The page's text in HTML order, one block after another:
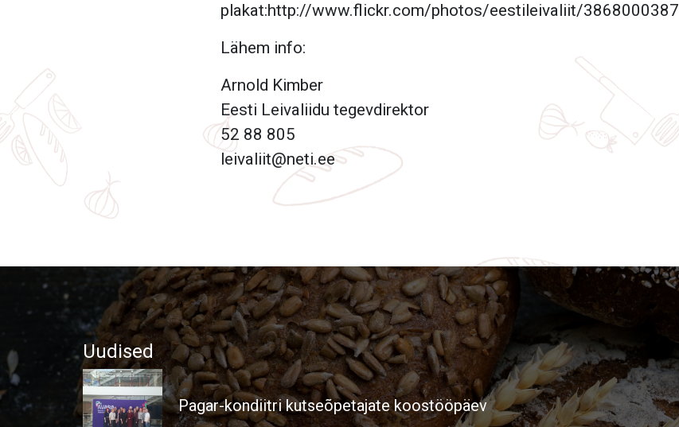
plakat:http://www.flickr.com/photos/eestileivaliit/3868000387
Lähem info:
Arnold Kimber
Eesti Leivaliidu tegevdirektor
52 88 805
leivaliit@neti.ee
Uudised
Pagar-kondiitri kutseõpetajate koostööpäev